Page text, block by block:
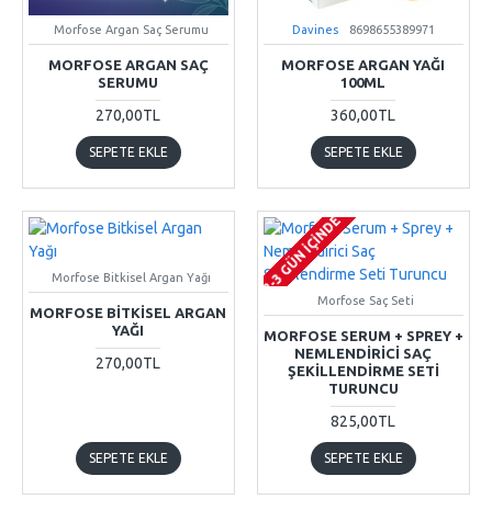
Morfose Argan Saç Serumu
MORFOSE ARGAN SAÇ
SERUMU
270,00TL
SEPETE EKLE
Davines 8698655389971
MORFOSE ARGAN YAĞI
100ML
360,00TL
SEPETE EKLE
Morfose Bitkisel Argan Yağı
MORFOSE BITKISEL ARGAN
YAĞI
270,00TL
SEPETE EKLE
2-3 GÜN IÇINDE
Morfose Saç Seti
MORFOSE SERUM + SPREY +
NEMLENDIRICI SAÇ
ŞEKILLENDIRME SETI
TURUNCU
825,00TL
SEPETE EKLE